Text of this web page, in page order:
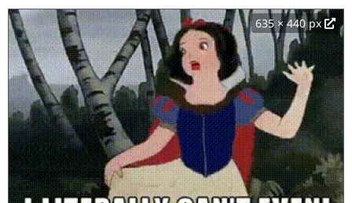
635 × 440 px